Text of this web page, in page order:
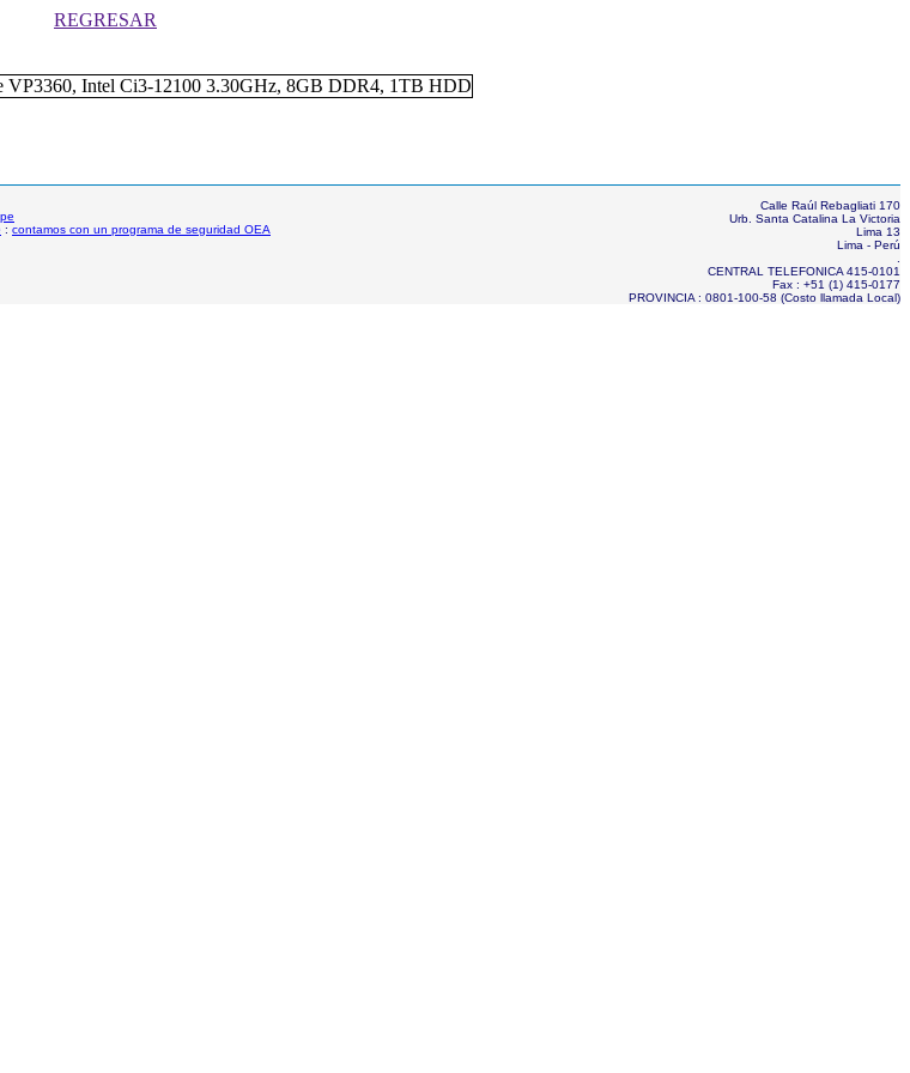
REGRESAR
: contamos con un programa de seguridad OEA
Calle Raúl Rebagliati 170
Urb. Santa Catalina La Victoria
Lima 13
Lima - Perú
CENTRAL TELEFONICA 415-0101
Fax : +51 (1) 415-0177
PROVINCIA : 0801-100-58 (Costo llamada Local)